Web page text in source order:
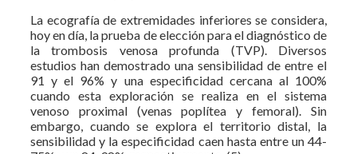
La ecografía de extremidades inferiores se considera,
hoy en día, la prueba de elección para el diagnóstico de
la trombosis venosa profunda (TVP). Diversos
estudios han demostrado una sensibilidad de entre el
91 y el 96% y una especificidad cercana al 100%
cuando esta exploración se realiza en el sistema
venoso proximal (venas poplítea y femoral). Sin
embargo, cuando se explora el territorio distal, la
sensibilidad y la especificidad caen hasta entre un 44-